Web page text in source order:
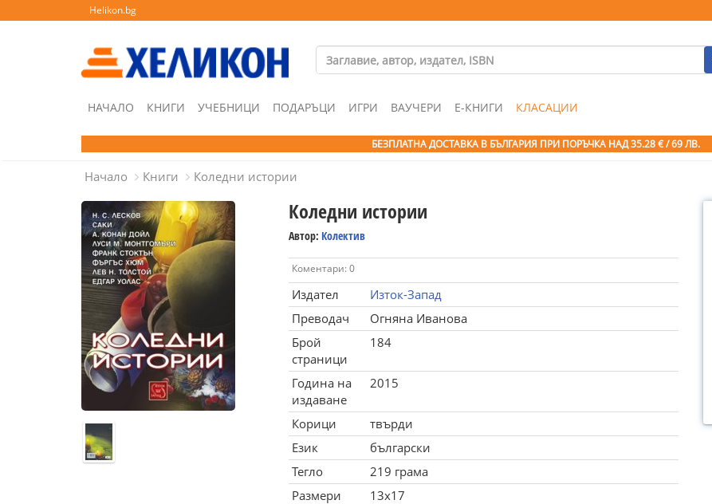
Helikon.bg
НАЧАЛО КНИГИ УЧЕБНИЦИ ПОДАРЪЦИ ИГРИ ВАУЧЕРИ Е-КНИГИ КЛАСАЦИИ
БЕЗПЛАТНА ДОСТАВКА В БЪЛГАРИЯ ПРИ ПОРЪЧКА НАД 35.28 € / 69 ЛВ.
Начало Книги Коледни истории
Коледни истории
Автор: Колектив
Коментари: 0
Издател
Изток-Запад
Преводач
Огняна Иванова
Брой
страници
184
Година на
издаване
2015
Корици
твърди
Език
български
Тегло
219 грама
Размери
13x17